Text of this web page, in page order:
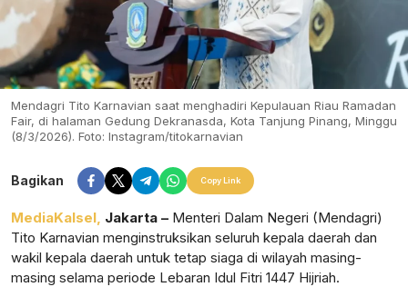
Mendagri Tito Karnavian saat menghadiri Kepulauan Riau Ramadan
Fair, di halaman Gedung Dekranasda, Kota Tanjung Pinang, Minggu
(8/3/2026). Foto: Instagram/titokarnavian
Bagikan Copy Link
MediaKalsel, Jakarta – Menteri Dalam Negeri (Mendagri)
Tito Karnavian menginstruksikan seluruh kepala daerah dan
wakil kepala daerah untuk tetap siaga di wilayah masing-
masing selama periode Lebaran Idul Fitri 1447 Hijriah.